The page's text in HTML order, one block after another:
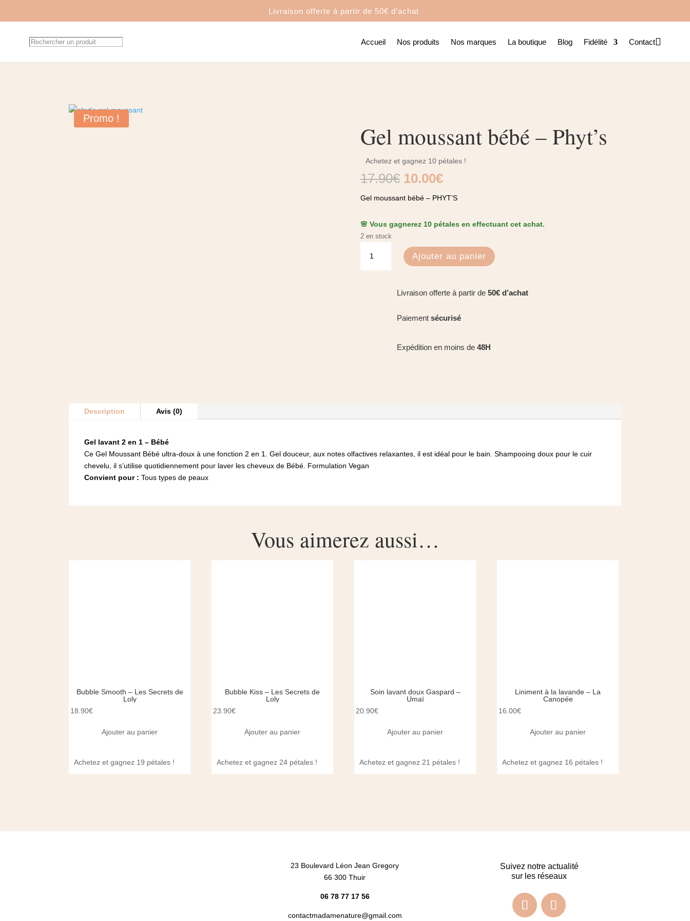
Livraison offerte à partir de 50€ d’achat
Accueil Nos produits Nos marques La boutique Blog Fidélité Contact
Promo !
Gel moussant bébé – Phyt’s
Achetez et gagnez 10 pétales !
17.90€ Le
initial
17.90€.
10.00€Le
actuel
10.00€.
Gel moussant bébé – PHYT’S
🌸 Vous gagnerez 10 pétales en effectuant cet achat.
2 en stock
Gel
Ajouter au panier
Livraison offerte à partir de 50€ d’achat
Paiement sécurisé
Expédition en moins de 48H
Description Avis (0)
Gel lavant 2 en 1 – Bébé
Ce Gel Moussant Bébé ultra-doux à une fonction 2 en 1. Gel douceur, aux notes olfactives relaxantes, il est idéal pour le bain. Shampooing doux pour le cuir
chevelu, il s’utilise quotidiennement pour laver les cheveux de Bébé. Formulation Vegan
Convient pour :Tous types de peaux
Vous aimerez aussi…
Bubble Smooth – Les Secrets de
Loly
18.90€
Ajouter au panier
Achetez et gagnez 19 pétales !
Bubble Kiss – Les Secrets de
Loly
23.90€
Ajouter au panier
Achetez et gagnez 24 pétales !
Soin lavant doux Gaspard –
Umaï
20.90€
Ajouter au panier
Achetez et gagnez 21 pétales !
Liniment à la lavande – La
Canopée
16.00€
Ajouter au panier
Achetez et gagnez 16 pétales !
23 Boulevard Léon Jean Gregory
66 300 Thuir
06 78 77 17 56
contactmadamenature@gmail.com
Suivez notre actualité
sur les réseaux